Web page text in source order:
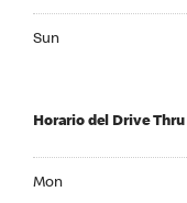
Sun
Horario del Drive Thru
Mon